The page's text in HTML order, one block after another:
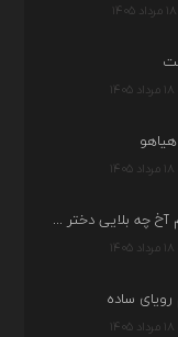
دانلود آهنگ محسن لرستانی به نام آخ چه بلایی دختر قشنگ و ماهی دختر (هوش مصنوعی)
ساده